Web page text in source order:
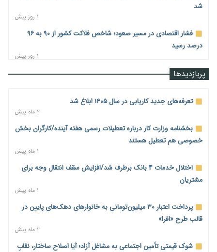
شد
۱ روز پیش
فشار اقتصادی در مسیر صعود؛ شاخص فلاکت کشور از ۹۰ به ۹۶
درصد رسید
۱ روز پیش
رشد ۷۵ هزار میلیاردی بازار خرید اعتباری؛ فین‌تک‌ها وارد میدان
آغاز اجرای پایلوت «ردا کارت» برای دانشجویان تحصیلات تکمیلی
۱ روز پیش
محدودیت تازه برای شبکه بانکی؛ افزایش سپرده قانونی با هدف
کنترل تورم
۱ روز پیش
ترمز تولید خودرو کشیده شد؛ افت ۲۵ درصدی تیراژ ایران‌خودرو،
سایپا و پارس‌خودرو
۱ روز پیش
بنگاه‌داری بانک‌ها؛ مانع بزرگ خانه‌دار شدن مستأجران
پربازدیدها
تعرفه‌های جدید کاریابی در سال ۱۴۰۵ ابلاغ شد
۲ ماه پیش
بخشنامه وزارت کار درباره تعطیلات رسمی هفته آینده/کارگران بخش
خصوصی هم تعطیل هستند
۱ ماه پیش
اختلال خدمات ۴ بانک برطرف شد/افزایش سقف انتقال وجه برای
مشتریان
۱ ماه پیش
پرداخت اعتبار ۳۰ میلیون‌تومانی به خانوارهای دهک‌های پایین در
قالب طرح «افرا»
۲ ماه پیش
شوک قیمتی تأمین اجتماعی به مشاغل آزاد؛ آیا اصلاح ساختار، نقابِ